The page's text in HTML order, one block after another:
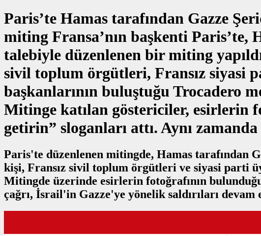
Paris’te Hamas tarafından Gazze
miting Fransa’nın başkenti Paris’te,
talebiyle düzenlenen bir miting
sivil toplum örgütleri, Fransız siyasi
başkanlarının buluştuğu Trocadero
Mitinge katılan göstericiler, esirlerin
getirin” sloganları attı. Aynı
Paris'te düzenlenen mitingde, Hamas tarafından
kişi, Fransız sivil toplum örgütleri ve siyasi parti
Mitingde üzerinde esirlerin fotoğrafının
çağrı, İsrail'in Gazze'ye yönelik saldırıları